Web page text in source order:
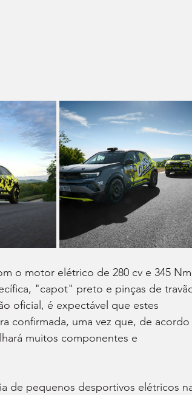
o motor elétrico de 280 cv e 345
"capot" preto e pinças de
oficial, é expectável que estes
confirmada, uma vez que, de acordo
muitos componentes e
de pequenos desportivos elétricos